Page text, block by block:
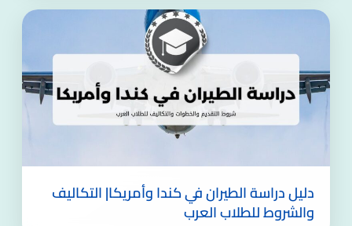
دليل دراسة الطيران في كندا وأمريكا| التكاليف
والشروط للطلاب العرب